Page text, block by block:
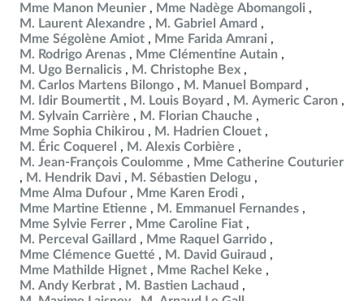
Mme Manon Meunier
Mme Nadège Abomangoli
M. Laurent Alexandre
M. Gabriel Amard
Mme Ségolène Amiot
Mme Farida Amrani
M. Rodrigo Arenas
Mme Clémentine Autain
M. Ugo Bernalicis
M. Christophe Bex
M. Carlos Martens Bilongo
M. Manuel Bompard
M. Idir Boumertit
M. Louis Boyard
M. Aymeric Caron
M. Sylvain Carrière
M. Florian Chauche
Mme Sophia Chikirou
M. Hadrien Clouet
M. Éric Coquerel
M. Alexis Corbière
M. Jean-François Coulomme
Mme Catherine Couturier
M. Hendrik Davi
M. Sébastien Delogu
Mme Alma Dufour
Mme Karen Erodi
Mme Martine Etienne
M. Emmanuel Fernandes
Mme Sylvie Ferrer
Mme Caroline Fiat
M. Perceval Gaillard
Mme Raquel Garrido
Mme Clémence Guetté
M. David Guiraud
Mme Mathilde Hignet
Mme Rachel Keke
M. Andy Kerbrat
M. Bastien Lachaud